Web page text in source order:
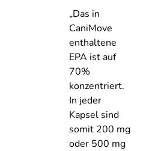
„Das in
CaniMove
enthaltene
EPA ist auf
70%
konzentriert.
In jeder
Kapsel sind
somit 200 mg
oder 500 mg